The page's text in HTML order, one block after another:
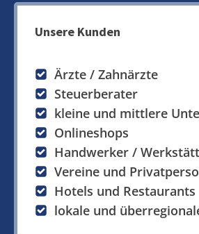
Unsere Kunden
Ärzte / Zahnärzte
Steuerberater
kleine und mittlere
Onlineshops
Handwerker /
Vereine und
Hotels und Restaurants
lokale und